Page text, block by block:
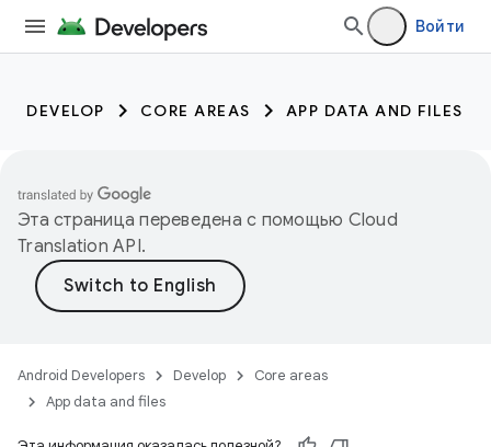
Войти
DEVELOP CORE AREAS APP DATA AND FILES
Эта страница переведена с помощью Cloud
Translation API.
Android Developers Develop
Core areas
App data and files